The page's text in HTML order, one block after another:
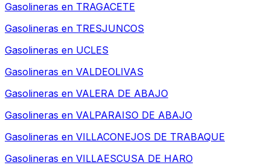
Gasolineras en TRAGACETE
Gasolineras en TRESJUNCOS
Gasolineras en UCLES
Gasolineras en VALDEOLIVAS
Gasolineras en VALERA DE ABAJO
Gasolineras en VALPARAISO DE ABAJO
Gasolineras en VILLACONEJOS DE TRABAQUE
Gasolineras en VILLAESCUSA DE HARO